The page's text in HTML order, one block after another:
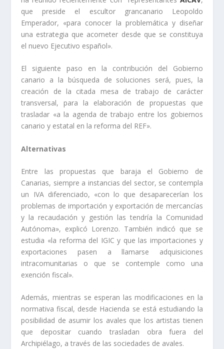
que preside el escultor grancanario Leopoldo
Emperador, «para conocer la problemática y diseñar
una estrategia que acometer desde que se constituya
el nuevo Ejecutivo español».
El siguiente paso en la contribución del Gobierno
canario a la búsqueda de soluciones será, pues, la
creación de la citada mesa de trabajo de carácter
transversal, para la elaboración de propuestas que
trasladar «a la agenda de trabajo entre los gobiernos
canario y estatal en la reforma del REF».
Alternativas
Entre las propuestas que baraja el Gobierno de
Canarias, siempre a instancias del sector, se contempla
un IVA diferenciado, «con lo que desaparecerían los
problemas de importación y exportación de mercancías
y la recaudación y gestión las tendría la Comunidad
Autónoma», explicó Lorenzo. También indicó que se
estudia «la reforma del IGIC y que las importaciones y
exportaciones pasen a llamarse adquisiciones
intracomunitarias o que se contemple como una
exención fiscal».
Además, mientras se esperan las modificaciones en la
normativa fiscal, desde Hacienda se está estudiando la
posibilidad de asumir los avales que los artistas tienen
que depositar cuando trasladan obra fuera del
Archipiélago, a través de las sociedades de avales.